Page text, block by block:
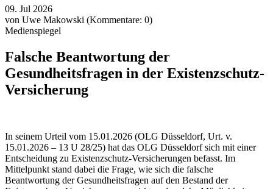
09. Jul 2026
von Uwe Makowski (Kommentare: 0)
Medienspiegel
Falsche Beantwortung der
Gesundheitsfragen in der Existenzschutz-
Versicherung
In seinem Urteil vom 15.01.2026 (OLG Düsseldorf, Urt. v.
15.01.2026 – 13 U 28/25) hat das OLG Düsseldorf sich mit einer
Entscheidung zu Existenzschutz-Versicherungen befasst. Im
Mittelpunkt stand dabei die Frage, wie sich die falsche
Beantwortung der Gesundheitsfragen auf den Bestand der